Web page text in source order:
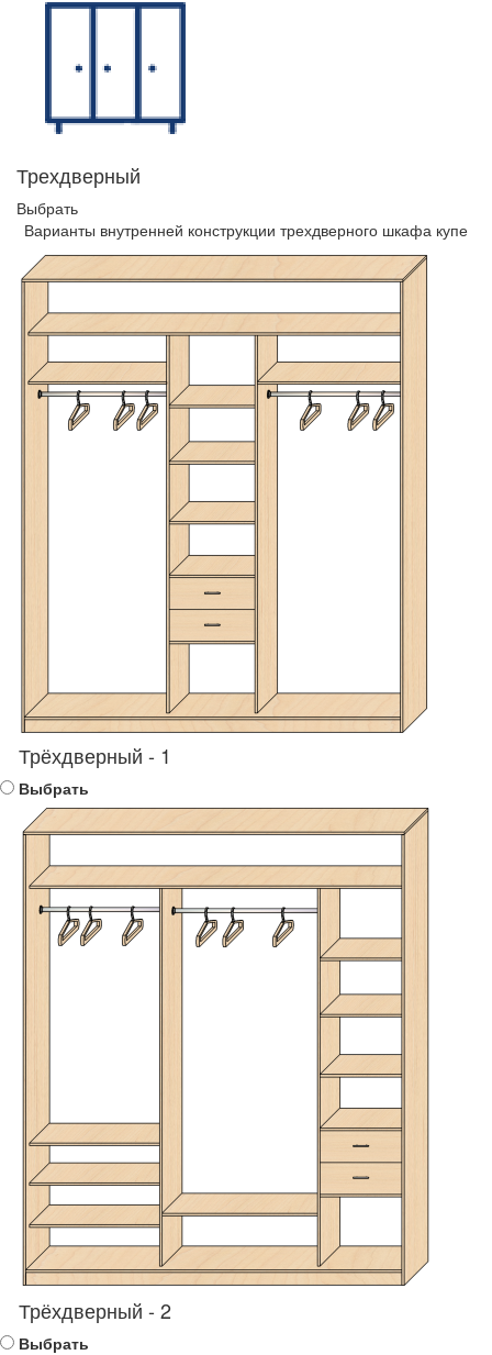
Трехдверный
Выбрать
Варианты внутренней конструкции трехдверного шкафа купе
Трёхдверный - 1
Выбрать
Трёхдверный - 2
Выбрать